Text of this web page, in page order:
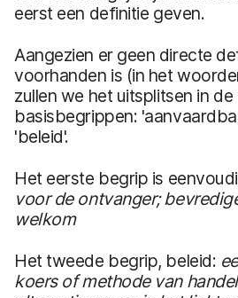
eerst een definitie geven.
Aangezien er geen directe
voorhanden is (in het
zullen we het uitsplitsen in
basisbegrippen:
'beleid'.
Het eerste begrip is
voor de ontvanger;
welkom
Het tweede begrip, beleid:
koers of methode van